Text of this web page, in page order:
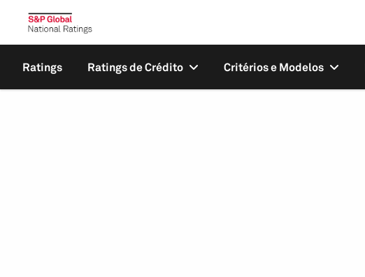
Ratings Ratings de Crédito Critérios e Modelos